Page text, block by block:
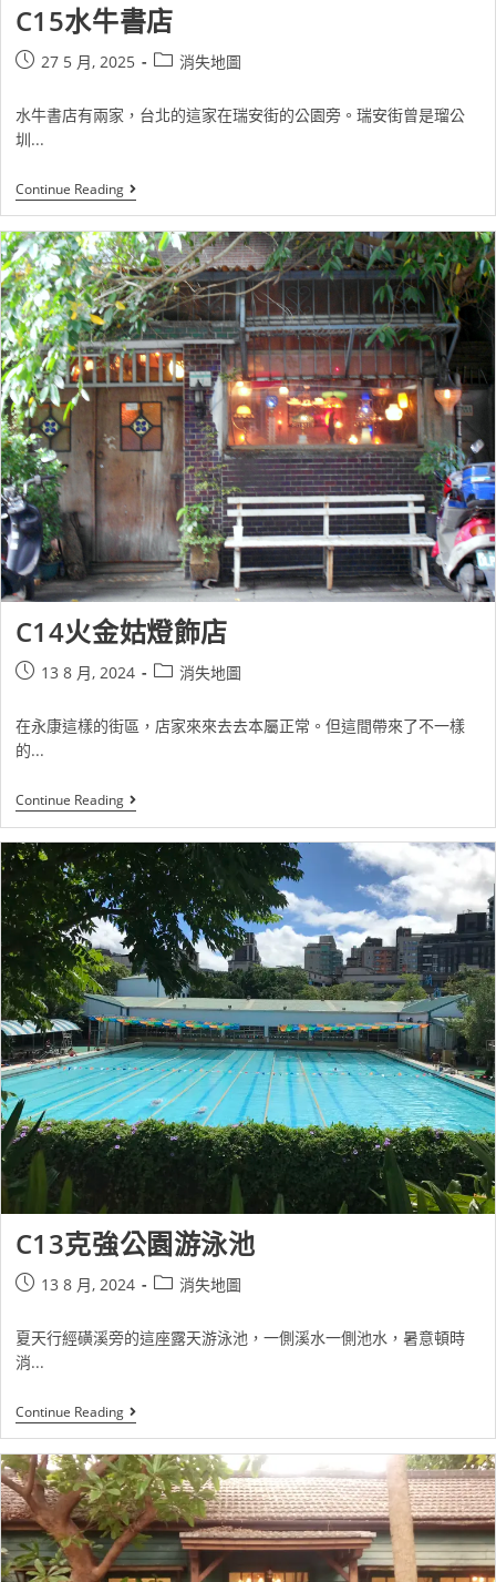
C15水牛書店
27 5 月, 2025 消失地圖
水牛書店有兩家，台北的這家在瑞安街的公園旁。瑞安街曾是瑠公
圳...
Continue Reading
C14火金姑燈飾店
13 8 月, 2024 消失地圖
在永康這樣的街區，店家來來去去本屬正常。但這間帶來了不一樣
的...
Continue Reading
C13克強公園游泳池
13 8 月, 2024 消失地圖
夏天行經磺溪旁的這座露天游泳池，一側溪水一側池水，暑意頓時
消...
Continue Reading